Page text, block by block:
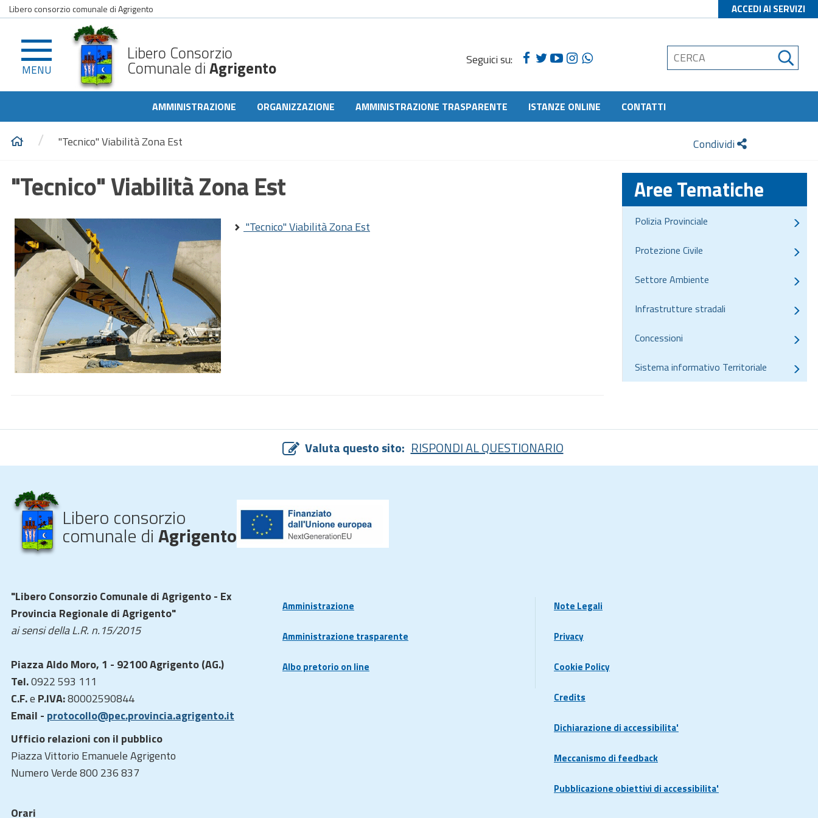
Libero consorzio comunale di Agrigento ACCEDI AI SERVIZI
MENU
Libero Consorzio
Comunale diAgrigento Seguici su:
AMMINISTRAZIONE ORGANIZZAZIONE AMMINISTRAZIONE TRASPARENTE ISTANZE ONLINE CONTATTI
/ "Tecnico" Viabilità Zona Est Condividi
"Tecnico" Viabilità Zona Est
"Tecnico" Viabilità Zona Est
Aree Tematiche
Polizia Provinciale
Protezione Civile
Settore Ambiente
Infrastrutture stradali
Concessioni
Sistema informativo Territoriale
Valuta questo sito: RISPONDI AL QUESTIONARIO
Libero consorzio
comunale diAgrigento
"Libero Consorzio Comunale di Agrigento - Ex
Provincia Regionale di Agrigento"
ai sensi della L.R. n.15/2015
Piazza Aldo Moro, 1 - 92100 Agrigento (AG.)
Tel.0922 593 111
C.F.e P.IVA:80002590844
Email - protocollo@pec.provincia.agrigento.it
Ufficio relazioni con il pubblico
Piazza Vittorio Emanuele Agrigento
Numero Verde 800 236 837
Orari
Amministrazione
Amministrazione trasparente
Albo pretorio on line
Note Legali
Privacy
Cookie Policy
Credits
Dichiarazione di accessibilita'
Meccanismo di feedback
Pubblicazione obiettivi di accessibilita'